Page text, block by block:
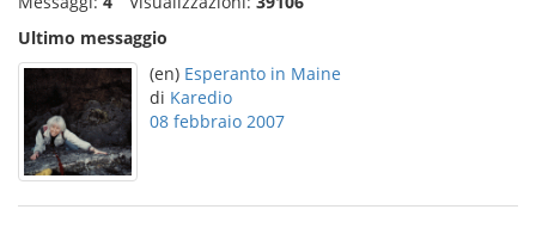
Ultimo messaggio
(en) Esperanto in Maine
di Karedio
08 febbraio 2007